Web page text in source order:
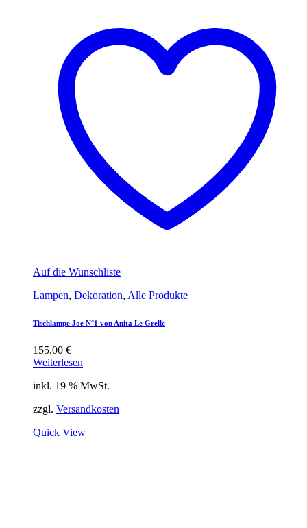
Auf die Wunschliste
Lampen, Dekoration, Alle Produkte
Tischlampe Joe N°1 von Anita Le Grelle
155,00 €
Weiterlesen
inkl. 19 % MwSt.
zzgl. Versandkosten
Quick View